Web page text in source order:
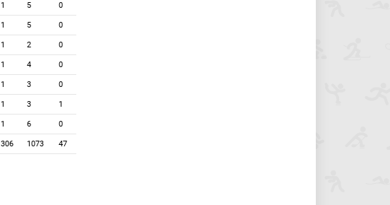
1 5 0
1 5 0
1 2 0
1 4 0
1 3 0
1 3 1
1 6 0
306 1073 47